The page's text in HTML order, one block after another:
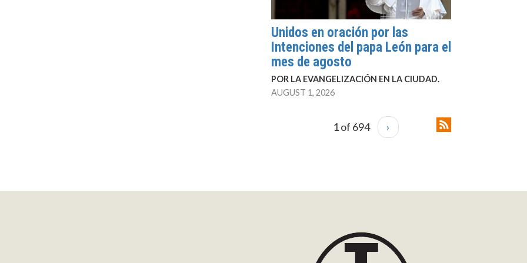
Unidos en oración por las
Intenciones del papa León para el
mes de agosto
POR LA EVANGELIZACIÓN EN LA CIUDAD.
AUGUST 1, 2026
1 of 694 ›